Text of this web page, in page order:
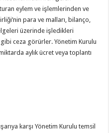
eylem ve işlemlerinden ve
para ve malları, bilanço,
üzerinde işledikleri
ceza görürler. Yönetim Kurulu
aylık ücret veya toplantı
karşı Yönetim Kurulu temsil